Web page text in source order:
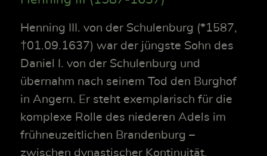
Henning III. von der Schulenburg (*1587,
†01.09.1637) war der jüngste Sohn des
Daniel I. von der Schulenburg und
übernahm nach seinem Tod den Burghof
in Angern. Er steht exemplarisch für die
komplexe Rolle des niederen Adels im
frühneuzeitlichen Brandenburg –
zwischen dynastischer Kontinuität,